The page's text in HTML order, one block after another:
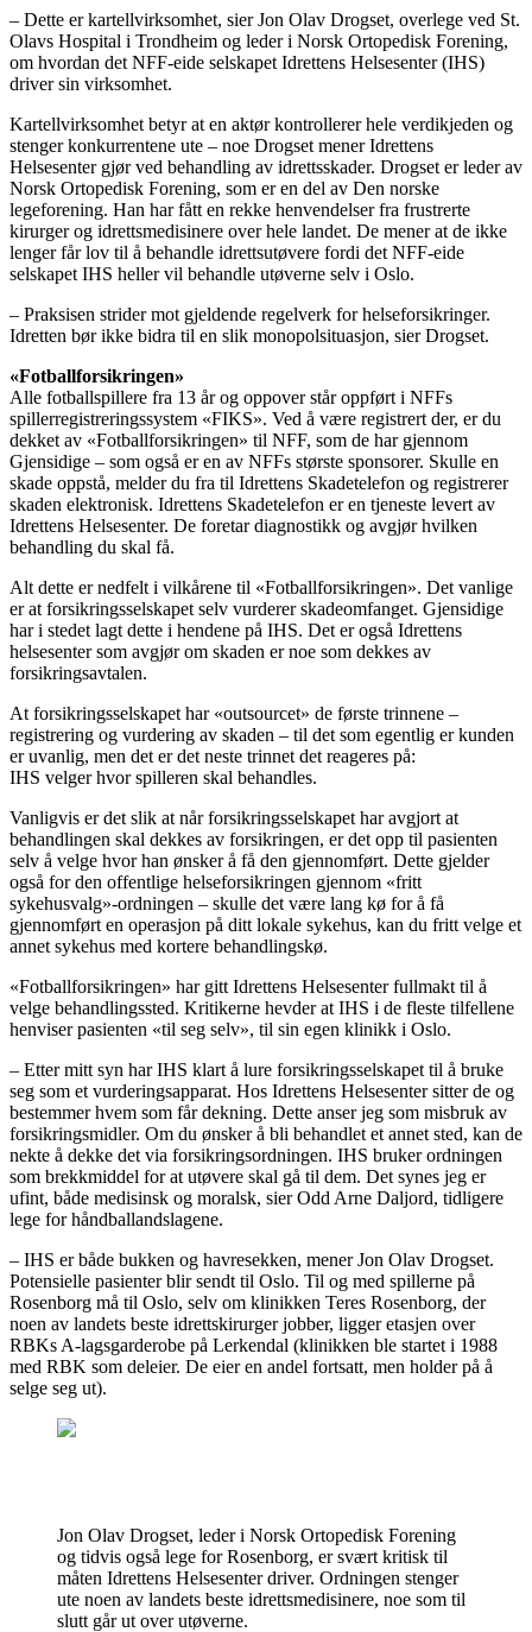
– Dette er kartellvirksomhet, sier Jon Olav Drogset, overlege ved St.
Olavs Hospital i Trondheim og leder i Norsk Ortopedisk Forening,
om hvordan det NFF-eide selskapet Idrettens Helsesenter (IHS)
driver sin virksomhet.
Kartellvirksomhet betyr at en aktør kontrollerer hele verdikjeden og
stenger konkurrentene ute – noe Drogset mener Idrettens
Helsesenter gjør ved behandling av idrettsskader. Drogset er leder av
Norsk Ortopedisk Forening, som er en del av Den norske
legeforening. Han har fått en rekke henvendelser fra frustrerte
kirurger og idrettsmedisinere over hele landet. De mener at de ikke
lenger får lov til å behandle idrettsutøvere fordi det NFF-eide
selskapet IHS heller vil behandle utøverne selv i Oslo.
– Praksisen strider mot gjeldende regelverk for helseforsikringer.
Idretten bør ikke bidra til en slik monopolsituasjon, sier Drogset.
«Fotballforsikringen»
Alle fotballspillere fra 13 år og oppover står oppført i NFFs
spillerregistreringssystem «FIKS». Ved å være registrert der, er du
dekket av «Fotballforsikringen» til NFF, som de har gjennom
Gjensidige – som også er en av NFFs største sponsorer. Skulle en
skade oppstå, melder du fra til Idrettens Skadetelefon og registrerer
skaden elektronisk. Idrettens Skadetelefon er en tjeneste levert av
Idrettens Helsesenter. De foretar diagnostikk og avgjør hvilken
behandling du skal få.
Alt dette er nedfelt i vilkårene til «Fotballforsikringen». Det vanlige
er at forsikringsselskapet selv vurderer skadeomfanget. Gjensidige
har i stedet lagt dette i hendene på IHS. Det er også Idrettens
helsesenter som avgjør om skaden er noe som dekkes av
forsikringsavtalen.
At forsikringsselskapet har «outsourcet» de første trinnene –
registrering og vurdering av skaden – til det som egentlig er kunden
er uvanlig, men det er det neste trinnet det reageres på:
IHS velger hvor spilleren skal behandles.
Vanligvis er det slik at når forsikringsselskapet har avgjort at
behandlingen skal dekkes av forsikringen, er det opp til pasienten
selv å velge hvor han ønsker å få den gjennomført. Dette gjelder
også for den offentlige helseforsikringen gjennom «fritt
sykehusvalg»-ordningen – skulle det være lang kø for å få
gjennomført en operasjon på ditt lokale sykehus, kan du fritt velge et
annet sykehus med kortere behandlingskø.
«Fotballforsikringen» har gitt Idrettens Helsesenter fullmakt til å
velge behandlingssted. Kritikerne hevder at IHS i de fleste tilfellene
henviser pasienten «til seg selv», til sin egen klinikk i Oslo.
– Etter mitt syn har IHS klart å lure forsikringsselskapet til å bruke
seg som et vurderingsapparat. Hos Idrettens Helsesenter sitter de og
bestemmer hvem som får dekning. Dette anser jeg som misbruk av
forsikringsmidler. Om du ønsker å bli behandlet et annet sted, kan de
nekte å dekke det via forsikringsordningen. IHS bruker ordningen
som brekkmiddel for at utøvere skal gå til dem. Det synes jeg er
ufint, både medisinsk og moralsk, sier Odd Arne Daljord, tidligere
lege for håndballandslagene.
– IHS er både bukken og havresekken, mener Jon Olav Drogset.
Potensielle pasienter blir sendt til Oslo. Til og med spillerne på
Rosenborg må til Oslo, selv om klinikken Teres Rosenborg, der
noen av landets beste idrettskirurger jobber, ligger etasjen over
RBKs A-lagsgarderobe på Lerkendal (klinikken ble startet i 1988
med RBK som deleier. De eier en andel fortsatt, men holder på å
selge seg ut).
Jon Olav Drogset, leder i Norsk Ortopedisk Forening
og tidvis også lege for Rosenborg, er svært kritisk til
måten Idrettens Helsesenter driver. Ordningen stenger
ute noen av landets beste idrettsmedisinere, noe som til
slutt går ut over utøverne.